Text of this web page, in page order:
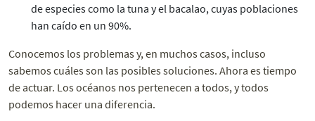
de especies como la tuna y el bacalao, cuyas poblaciones
han caído en un 90%.
Conocemos los problemas y, en muchos casos, incluso
sabemos cuáles son las posibles soluciones. Ahora es tiempo
de actuar. Los océanos nos pertenecen a todos, y todos
podemos hacer una diferencia.